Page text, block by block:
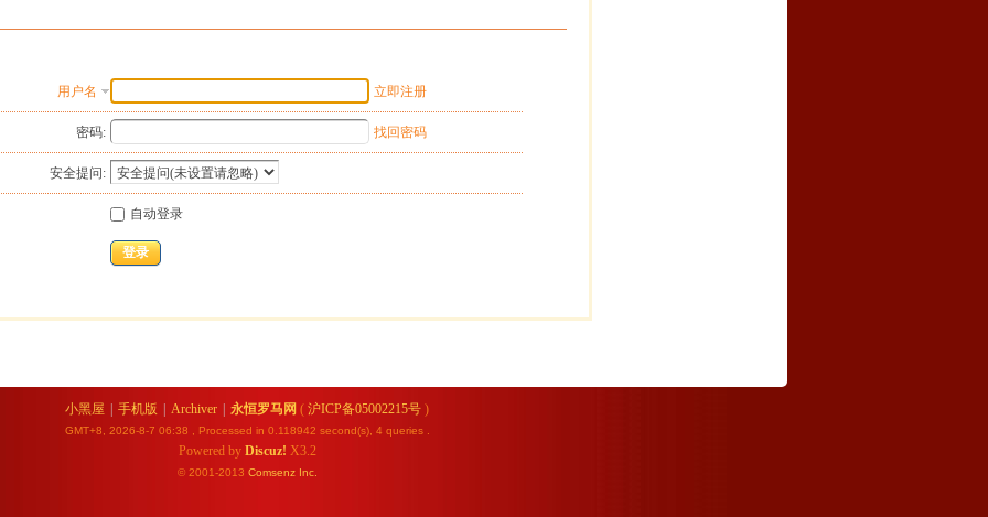
用户名 立即注册
密码: 找回密码
安全提问:
自动登录
登录
小黑屋 手机版 Archiver 永恒罗马网 ( 沪ICP备05002215号 )
GMT+8, 2026-8-7 06:38 , Processed in 0.118942 second(s), 4 queries .
Powered by Discuz! X3.2
© 2001-2013 Comsenz Inc.